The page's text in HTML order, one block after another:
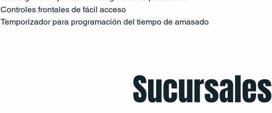
Controles frontales de fácil acceso
Temporizador para programación del tiempo de amasado
Sucursales